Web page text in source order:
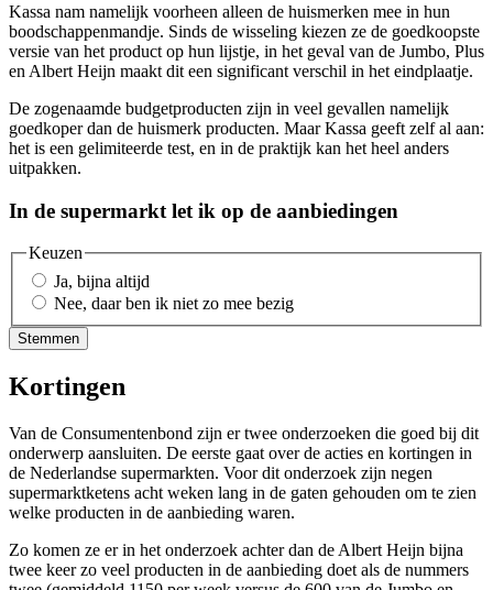
Kassa nam namelijk voorheen alleen de huismerken mee in hun
boodschappenmandje. Sinds de wisseling kiezen ze de goedkoopste
versie van het product op hun lijstje, in het geval van de Jumbo, Plus
en Albert Heijn maakt dit een significant verschil in het eindplaatje.
De zogenaamde budgetproducten zijn in veel gevallen namelijk
goedkoper dan de huismerk producten. Maar Kassa geeft zelf al aan:
het is een gelimiteerde test, en in de praktijk kan het heel anders
uitpakken.
In de supermarkt let ik op de aanbiedingen
Keuzen
Ja, bijna altijd
Nee, daar ben ik niet zo mee bezig
Stemmen
Kortingen
Van de Consumentenbond zijn er twee onderzoeken die goed bij dit
onderwerp aansluiten. De eerste gaat over de acties en kortingen in
de Nederlandse supermarkten. Voor dit onderzoek zijn negen
supermarktketens acht weken lang in de gaten gehouden om te zien
welke producten in de aanbieding waren.
Zo komen ze er in het onderzoek achter dan de Albert Heijn bijna
twee keer zo veel producten in de aanbieding doet als de nummers